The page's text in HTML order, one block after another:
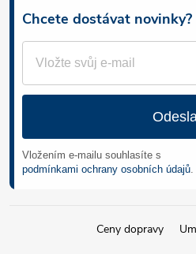
Chcete dostávat novinky?
Vložením e-mailu souhlasíte s
podmínkami ochrany osobních údajů
Ceny dopravy